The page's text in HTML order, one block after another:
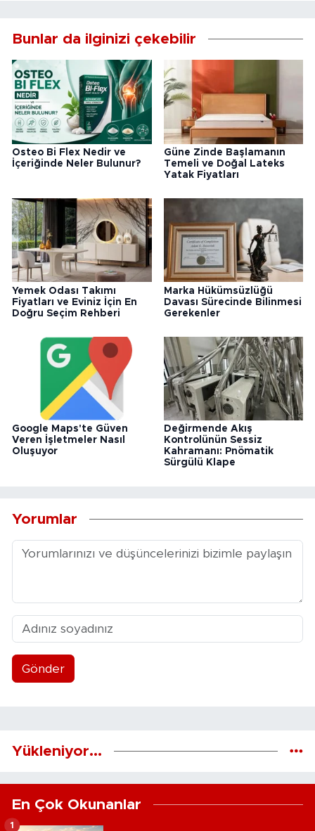
Bunlar da ilginizi çekebilir
Osteo Bi Flex Nedir ve
İçeriğinde Neler Bulunur?
Güne Zinde Başlamanın
Temeli ve Doğal Lateks
Yatak Fiyatları
Yemek Odası Takımı
Fiyatları ve Eviniz İçin En
Doğru Seçim Rehberi
Marka Hükümsüzlüğü
Davası Sürecinde Bilinmesi
Gerekenler
Google Maps'te Güven
Veren İşletmeler Nasıl
Oluşuyor
Değirmende Akış
Kontrolünün Sessiz
Kahramanı: Pnömatik
Sürgülü Klape
Yorumlar
Gönder
Yükleniyor...
En Çok Okunanlar
1